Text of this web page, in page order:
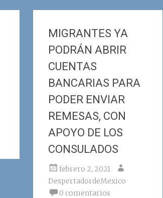
MIGRANTES YA
PODRÁN ABRIR
CUENTAS
BANCARIAS PARA
PODER ENVIAR
REMESAS, CON
APOYO DE LOS
CONSULADOS
febrero 2, 2021
DespertadordeMexico
0 comentarios